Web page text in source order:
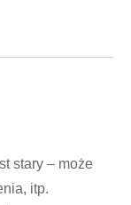
stary – może
itp.